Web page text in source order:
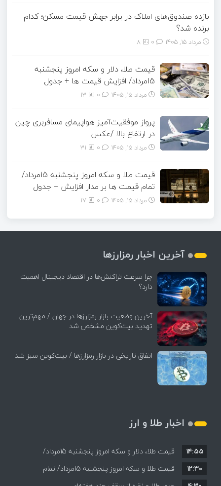
بازده صندوق‌های املاک در برابر جهش قیمت مسکن؛ کدام
برنده شد؟
مرداد ۱۵, ۱۴۰۵ 8
قیمت طلا، دلار و سکه امروز پنجشنبه
15مرداد/ افزایش قیمت ها + جدول
مرداد ۱۵, ۱۴۰۵ 13
پرواز موفقیت‌آمیز هواپیمای مسافربری چین
در ارتفاع بالا /عکس
مرداد ۱۵, ۱۴۰۵ 31
قیمت طلا و سکه امروز پنجشنبه 15مرداد/
تمام قیمت ها بر مدار افزایش + جدول
مرداد ۱۵, ۱۴۰۵ 17
آخرین اخبار رمزارزها
چرا سرعت تراکنش‌ها در اقتصاد دیجیتال اهمیت
دارد؟
آخرین وضعیت بازار رمزارزها در جهان / مهم‌ترین
تهدید بیت‌کوین مشخص شد
اتفاق تاریخی در بازار رمزارزها / بیت‌کوین سبز شد
اخبار طلا و ارز
قیمت طلا، دلار و سکه امروز پنجشنبه 15مرداد/
افزایش قیمت ها + جدول
۱۴:۵۵
قیمت طلا و سکه امروز پنجشنبه 15مرداد/ تمام
۱۲:۳۰